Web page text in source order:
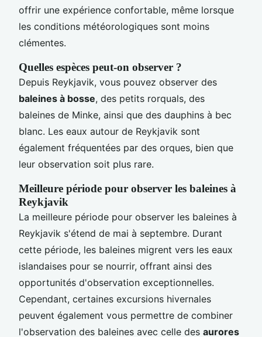
offrir une expérience confortable, même lorsque
les conditions météorologiques sont moins
clémentes.
Quelles espèces peut-on observer ?
Depuis Reykjavik, vous pouvez observer des
baleines à bosse, des petits rorquals, des
baleines de Minke, ainsi que des dauphins à bec
blanc. Les eaux autour de Reykjavik sont
également fréquentées par des orques, bien que
leur observation soit plus rare.
Meilleure période pour observer les baleines à
Reykjavik
La meilleure période pour observer les baleines à
Reykjavik s'étend de mai à septembre. Durant
cette période, les baleines migrent vers les eaux
islandaises pour se nourrir, offrant ainsi des
opportunités d'observation exceptionnelles.
Cependant, certaines excursions hivernales
peuvent également vous permettre de combiner
l'observation des baleines avec celle des aurores